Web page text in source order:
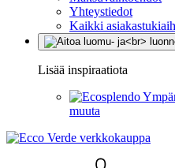
Yhteystiedot
Kaikki
Lisää inspiraatiota
muuta